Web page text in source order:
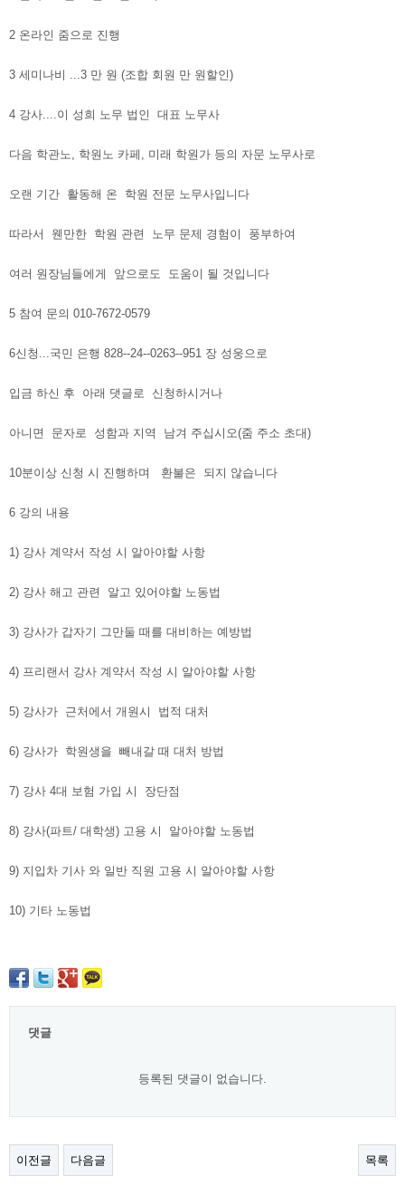
2 온라인 줌으로 진행
3 세미나비 ...3 만 원 (조합 회원 만 원할인)
4 강사....이 성희 노무 법인 대표 노무사
다음 학관노, 학원노 카페, 미래 학원가 등의 자문 노무사로
오랜 기간 활동해 온 학원 전문 노무사입니다
따라서 웬만한 학원 관련 노무 문제 경험이 풍부하여
여러 원장님들에게 앞으로도 도움이 될 것입니다
5 참여 문의 010-7672-0579
6신청...국민 은행 828--24--0263--951 장 성웅으로
입금 하신 후 아래 댓글로 신청하시거나
아니면 문자로 성함과 지역 남겨 주십시오(줌 주소 초대)
10분이상 신청 시 진행하며 환불은 되지 않습니다
6 강의 내용
1) 강사 계약서 작성 시 알아야할 사항
2) 강사 해고 관련 알고 있어야할 노동법
3) 강사가 갑자기 그만둘 때를 대비하는 예방법
4) 프리랜서 강사 계약서 작성 시 알아야할 사항
5) 강사가 근처에서 개원시 법적 대처
6) 강사가 학원생을 빼내갈 때 대처 방법
7) 강사 4대 보험 가입 시 장단점
8) 강사(파트/ 대학생) 고용 시 알아야할 노동법
9) 지입차 기사 와 일반 직원 고용 시 알아야할 사항
10) 기타 노동법
댓글
등록된 댓글이 없습니다.
이전글 다음글 목록